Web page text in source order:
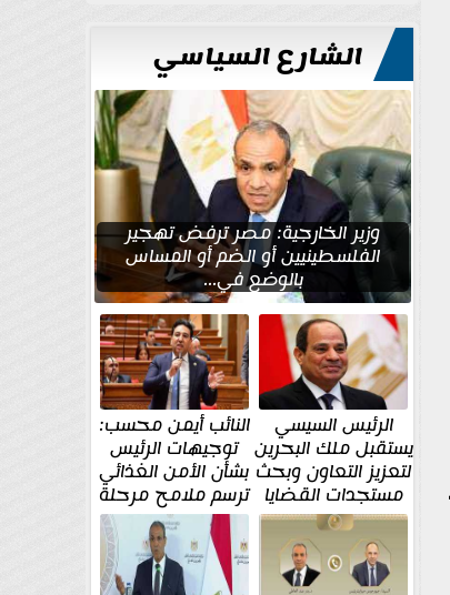
للتعميرالشارع السياسي
وزير الخارجية: مصر ترفض تهجير
الفلسطينيين أو الضم أو المساس
بالوضع في...
الرئيس السيسي
يستقبل ملك البحرين
لتعزيز التعاون وبحث
مستجدات القضايا
الإقليمية والدولية
النائب أيمن محسب:
توجيهات الرئيس
بشأن الأمن الغذائي
ترسم ملامح مرحلة
جديدة